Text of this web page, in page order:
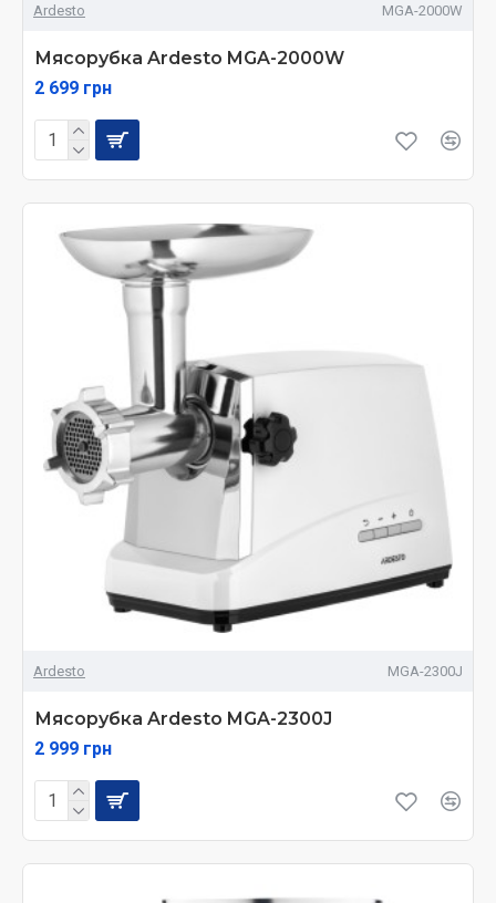
Ardesto MGA-2000W
Мясорубка Ardesto MGA-2000W
2 699 грн
Ardesto MGA-2300J
Мясорубка Ardesto MGA-2300J
2 999 грн